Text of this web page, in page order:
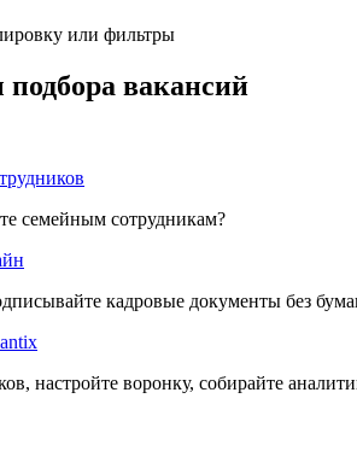
или фильтры
вакансий
семейным сотрудникам?
кадровые документы без
настройте воронку, собирайте